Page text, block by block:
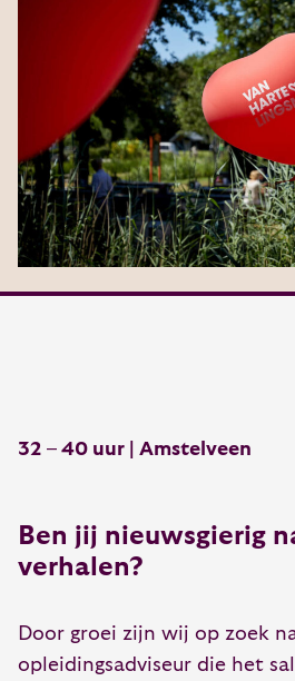
32 – 40 uur | Amstelveen
Ben jij nieuwsgierig
verhalen?
Door groei zijn wij op zoek
opleidingsadviseur die het